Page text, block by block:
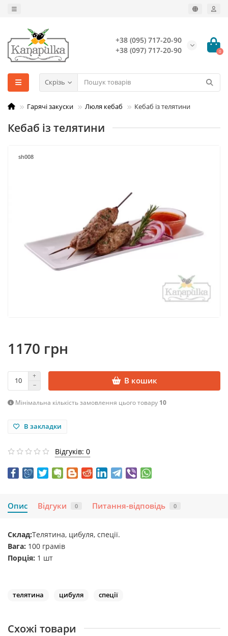
+38 (095) 717-20-90
+38 (097) 717-20-90
0
Скрізь
Гарячі закуски Люля кебаб Кебаб із телятини
Кебаб із телятини
sh008
1170 грн
В кошик
Мінімальна кількість замовлення цього товару 10
В закладки
Відгуків: 0
Опис Відгуки 0 Питання-відповідь 0
Склад:Телятина, цибуля, спеції.
Вага: 100 грамів
Порція: 1 шт
телятина цибуля спеції
Схожі товари